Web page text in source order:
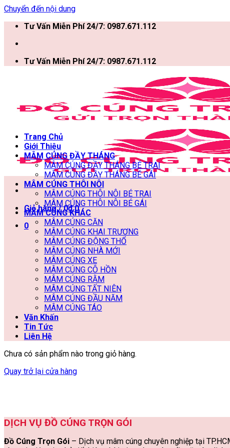
Chuyển đến nội dung
Tư Vấn Miễn Phí 24/7: 0987.671.112
Tư Vấn Miễn Phí 24/7: 0987.671.112
Giỏ hàng /0₫ 0
0
Trang Chủ
Giới Thiệu
MÂM CÚNG ĐẦY THÁNG
MÂM CÚNG ĐẦY THÁNG BÉ TRAI
MÂM CÚNG ĐẦY THÁNG BÉ GÁI
MÂM CÚNG THÔI NÔI
MÂM CÚNG THÔI NÔI BÉ TRAI
MÂM CÚNG THÔI NÔI BÉ GÁI
MÂM CÚNG KHÁC
MÂM CÚNG CĂN
MÂM CÚNG KHAI TRƯƠNG
MÂM CÚNG ĐỘNG THỔ
MÂM CÚNG NHÀ MỚI
MÂM CÚNG XE
MÂM CÚNG CÔ HỒN
MÂM CÚNG RẰM
MÂM CÚNG TẤT NIÊN
MÂM CÚNG ĐẦU NĂM
MÂM CÚNG TÁO
Văn Khấn
Tin Tức
Liên Hệ
Chưa có sản phẩm nào trong giỏ hàng.
Quay trở lại cửa hàng
DỊCH VỤ ĐỒ CÚNG TRỌN GÓI
Đồ Cúng Trọn Gói – Dịch vụ mâm cúng chuyên nghiệp tại